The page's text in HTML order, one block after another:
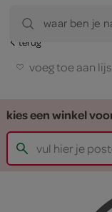
waar ben je
terug
voeg toe aan
kies een winkel